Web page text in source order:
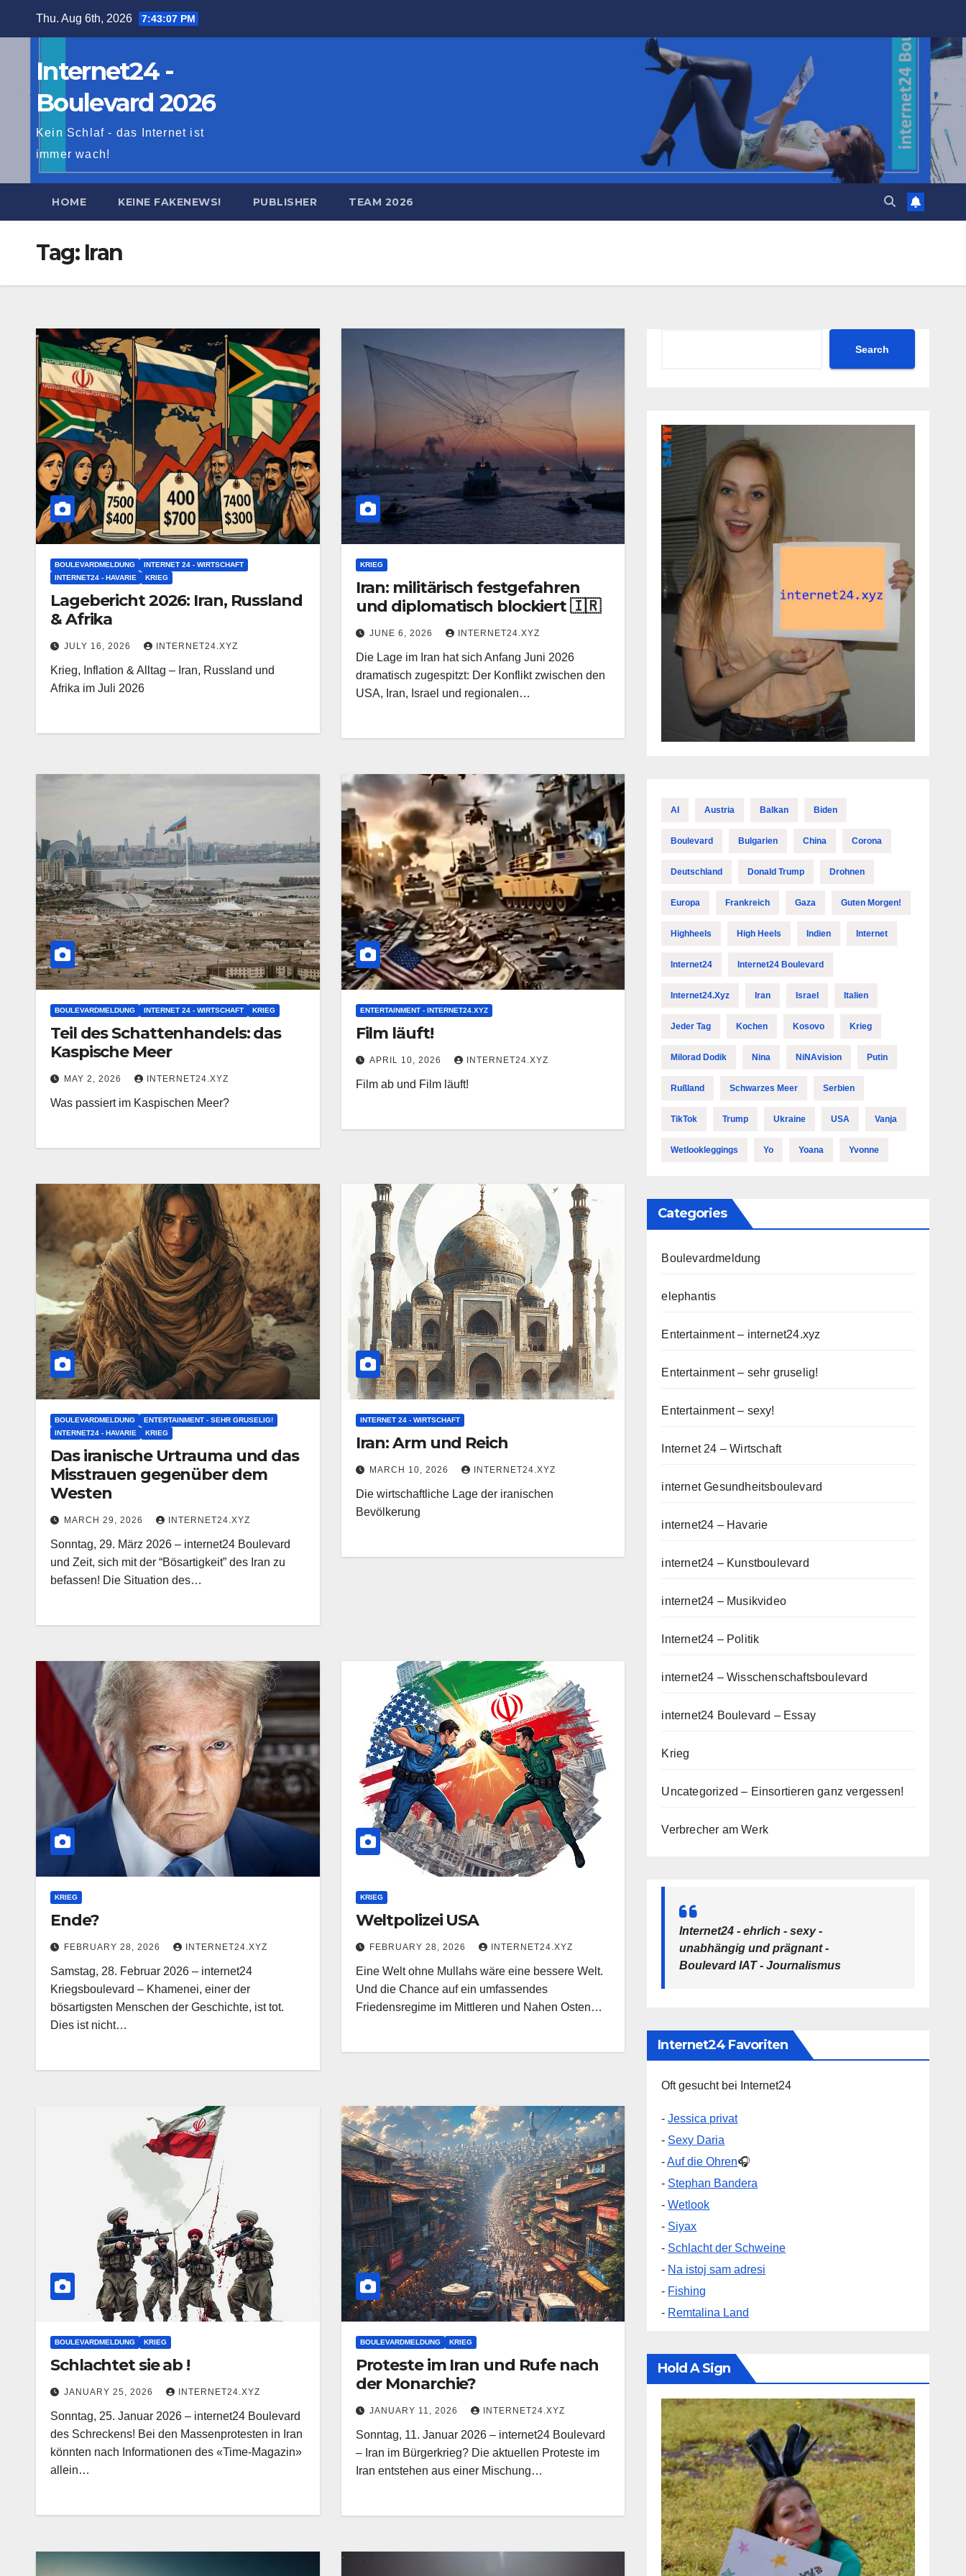
Thu. Aug 6th, 2026 7:43:09 PM
Internet24 -
Boulevard 2026
Kein Schlaf - das Internet ist
immer wach!
HOME KEINE FAKENEWS! PUBLISHER TEAM 2026
Tag: Iran
BOULEVARDMELDUNG
INTERNET 24 - WIRTSCHAFT
INTERNET24 - HAVARIE
KRIEG
Lagebericht 2026: Iran, Russland
& Afrika
JULY 16, 2026 INTERNET24.XYZ
Krieg, Inflation & Alltag – Iran, Russland und
Afrika im Juli 2026
KRIEG
Iran: militärisch festgefahren
und diplomatisch blockiert 🇮🇷
JUNE 6, 2026 INTERNET24.XYZ
Die Lage im Iran hat sich Anfang Juni 2026
dramatisch zugespitzt: Der Konflikt zwischen den
USA, Iran, Israel und regionalen…
BOULEVARDMELDUNG INTERNET 24 - WIRTSCHAFT KRIEG
Teil des Schattenhandels: das
Kaspische Meer
MAY 2, 2026 INTERNET24.XYZ
Was passiert im Kaspischen Meer?
ENTERTAINMENT - INTERNET24.XYZ
Film läuft!
APRIL 10, 2026 INTERNET24.XYZ
Film ab und Film läuft!
BOULEVARDMELDUNG
ENTERTAINMENT - SEHR GRUSELIG!
INTERNET24 - HAVARIE
KRIEG
Das iranische Urtrauma und das
Misstrauen gegenüber dem
Westen
MARCH 29, 2026 INTERNET24.XYZ
Sonntag, 29. März 2026 – internet24 Boulevard
und Zeit, sich mit der “Bösartigkeit” des Iran zu
befassen! Die Situation des…
INTERNET 24 - WIRTSCHAFT
Iran: Arm und Reich
MARCH 10, 2026 INTERNET24.XYZ
Die wirtschaftliche Lage der iranischen
Bevölkerung
KRIEG
Ende?
FEBRUARY 28, 2026 INTERNET24.XYZ
Samstag, 28. Februar 2026 – internet24
Kriegsboulevard – Khamenei, einer der
bösartigsten Menschen der Geschichte, ist tot.
Dies ist nicht…
KRIEG
Weltpolizei USA
FEBRUARY 28, 2026 INTERNET24.XYZ
Eine Welt ohne Mullahs wäre eine bessere Welt.
Und die Chance auf ein umfassendes
Friedensregime im Mittleren und Nahen Osten…
BOULEVARDMELDUNG KRIEG
Schlachtet sie ab !
JANUARY 25, 2026 INTERNET24.XYZ
Sonntag, 25. Januar 2026 – internet24 Boulevard
des Schreckens! Bei den Massenprotesten in Iran
könnten nach Informationen des «Time-Magazin»
allein…
BOULEVARDMELDUNG KRIEG
Proteste im Iran und Rufe nach
der Monarchie?
JANUARY 11, 2026 INTERNET24.XYZ
Sonntag, 11. Januar 2026 – internet24 Boulevard
– Iran im Bürgerkrieg? Die aktuellen Proteste im
Iran entstehen aus einer Mischung…
Search
AI Austria Balkan Biden
Boulevard Bulgarien China Corona
Deutschland Donald Trump Drohnen
Europa Frankreich Gaza Guten Morgen!
Highheels High Heels Indien Internet
Internet24 Internet24 Boulevard
Internet24.xyz Iran Israel Italien
Jeder Tag Kochen Kosovo Krieg
Milorad Dodik Nina NiNAvision Putin
Rußland Schwarzes Meer Serbien
TikTok Trump Ukraine USA Vanja
Wetlookleggings Yo Yoana Yvonne
Categories
Boulevardmeldung
elephantis
Entertainment – internet24.xyz
Entertainment – sehr gruselig!
Entertainment – sexy!
Internet 24 – Wirtschaft
internet Gesundheitsboulevard
internet24 – Havarie
internet24 – Kunstboulevard
internet24 – Musikvideo
Internet24 – Politik
internet24 – Wisschenschaftsboulevard
internet24 Boulevard – Essay
Krieg
Uncategorized – Einsortieren ganz vergessen!
Verbrecher am Werk
Internet24 - ehrlich - sexy -
unabhängig und prägnant -
Boulevard IAT - Journalismus
Internet24 Favoriten
Oft gesucht bei Internet24
-Jessica privat
- Sexy Daria
-Auf die Ohren🎧
- Stephan Bandera
-Wetlook
- Siyax
- Schlacht der Schweine
- Na istoj sam adresi
- Fishing
- Remtalina Land
Hold A Sign